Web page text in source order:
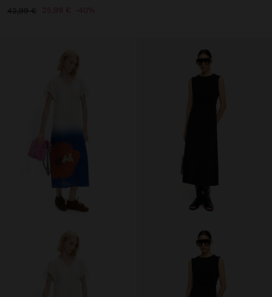
42,99 €
25,99 € 40%